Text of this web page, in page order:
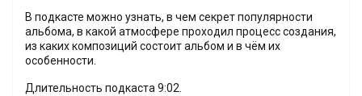
В подкасте можно узнать, в чем секрет популярности
альбома, в какой атмосфере проходил процесс создания,
из каких композиций состоит альбом и в чём их
особенности.
Длительность подкаста 9:02.